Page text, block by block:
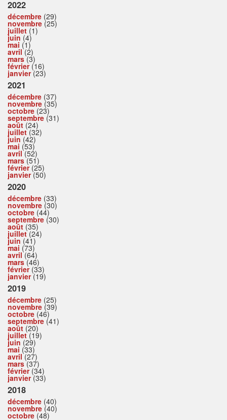
2022
décembre (29)
novembre (25)
juillet (1)
juin (4)
mai (1)
avril(2)
mars(3)
février(16)
janvier(23)
2021
décembre (37)
novembre (35)
octobre (23)
septembre (31)
août (24)
juillet(32)
juin (42)
mai (53)
avril(52)
mars(51)
février(25)
janvier(50)
2020
décembre (33)
novembre (30)
octobre (44)
septembre (30)
août (35)
juillet(24)
juin (41)
mai (73)
avril(64)
mars(46)
février(33)
janvier(19)
2019
décembre (25)
novembre (39)
octobre (46)
septembre (41)
août (20)
juillet(19)
juin (29)
mai (33)
avril(27)
mars(37)
février(34)
janvier(33)
2018
décembre (40)
novembre (40)
octobre (48)